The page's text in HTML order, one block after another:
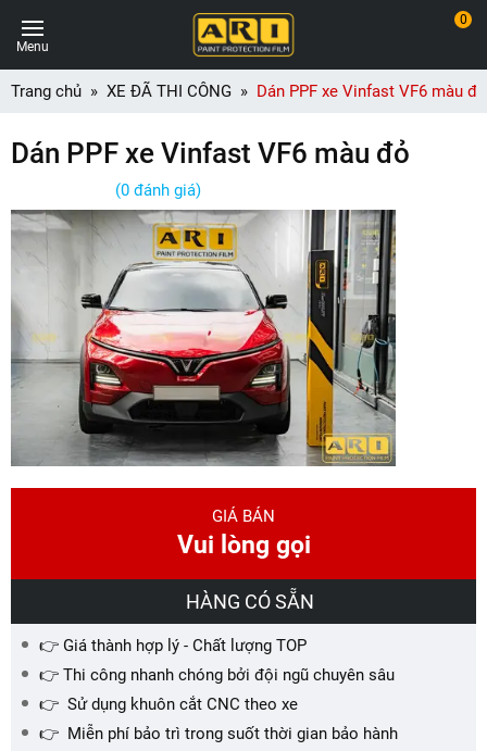
Menu
0
Trang chủ XE ĐÃ THI CÔNG Dán PPF xe Vinfast VF6 màu đỏ
Dán PPF xe Vinfast VF6 màu đỏ
(0 đánh giá)
GIÁ BÁN
Vui lòng gọi
HÀNG CÓ SẴN
👉 Giá thành hợp lý - Chất lượng TOP
👉 Thi công nhanh chóng bởi đội ngũ chuyên sâu
👉 Sử dụng khuôn cắt CNC theo xe
👉 Miễn phí bảo trì trong suốt thời gian bảo hành